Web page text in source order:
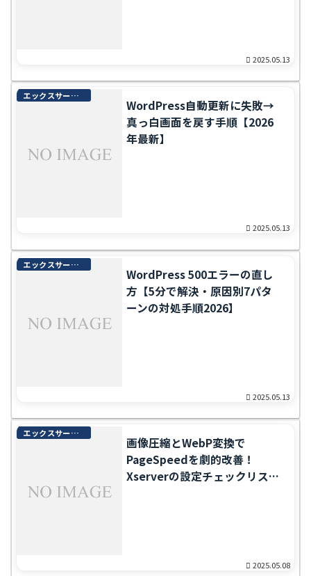
2025.05.13
エックスサーバー完全ガイド
WordPress自動更新に失敗→
真っ白画面を戻す手順【2026
年最新】
2025.05.13
エックスサーバー完全ガイド
WordPress 500エラーの直し
方【5分で解決・原因別7パタ
ーンの対処手順2026】
2025.05.13
エックスサーバー完全ガイド
画像圧縮とWebP変換で
PageSpeedを劇的改善！
Xserverの設定チェックリスト
2025.05.08